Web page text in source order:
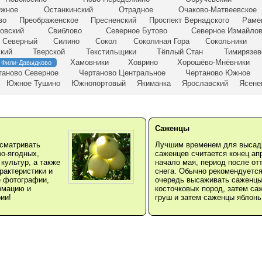
Останкинский Отрадное
Очаково-Матвеевское
Преображенское Пресненский Проспект Вернадского
Свиблово Северное Бутово
Северное
Северный
Силино Сокол Соколиная Гора
Сокольники
Тверской Текстильщики Тёплый Стан
Фили-Давыдково Хамовники Ховрино
Хорошёво-Мнёвники
Северное
Чертаново Центральное
Чертаново Южное
Южное Тушино
Южнопортовый Якиманка Ярославский
ягодных,
а также
и
фотографии,
и
Саженцы
Лучшим временем для
саженцев считается конец
начало мая, период после
снега. Обычно
очередь высаживать саженцы
косточковых пород, затем
груш и затем саженцы